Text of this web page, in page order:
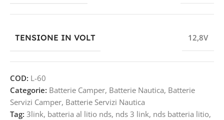
TENSIONE IN VOLT 12,8V
COD: L-60
Categorie: Batterie Camper, Batterie Nautica, Batterie
Servizi Camper, Batterie Servizi Nautica
Tag: 3link, batteria al litio nds, nds 3 link, nds batteria litio,